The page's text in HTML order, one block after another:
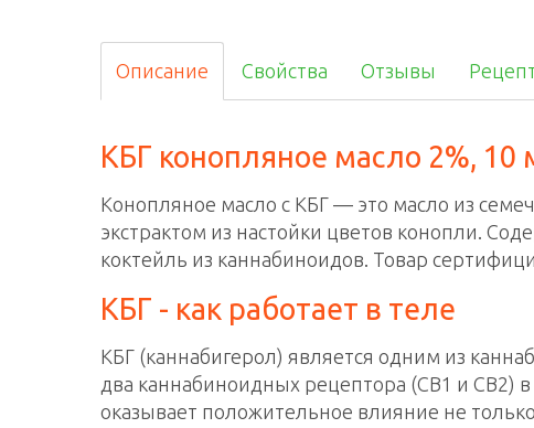
Описание Свойства Отзывы
КБГ конопляное масло 2%, 10
Конопляное масло с КБГ — это масло из
экстрактом из настойки цветов конопли.
коктейль из каннабиноидов. Товар
КБГ - как работает в теле
КБГ (каннабигерол) является одним из
два каннабиноидных рецептора (CB1 и CB2)
оказывает положительное влияние не